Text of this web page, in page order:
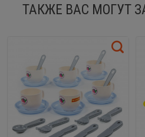
ТАКЖЕ ВАС МОГУТ